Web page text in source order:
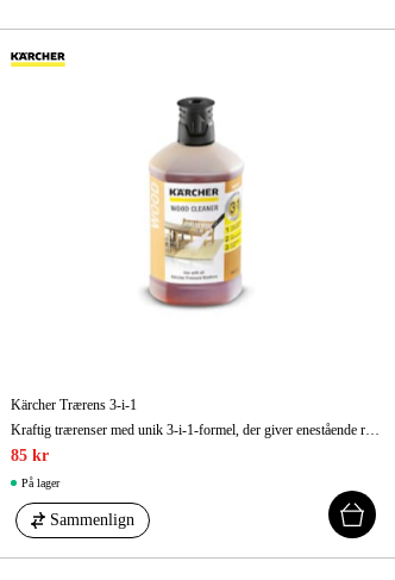
Kärcher Trærens 3-i-1
Kraftig trærenser med unik 3-i-1-formel, der giver enestående rengøringsydelse takket være den aktive snavsfjerner samt en UV-beskyttelsesformel og intensiv pleje.
85 kr
På lager
Sammenlign